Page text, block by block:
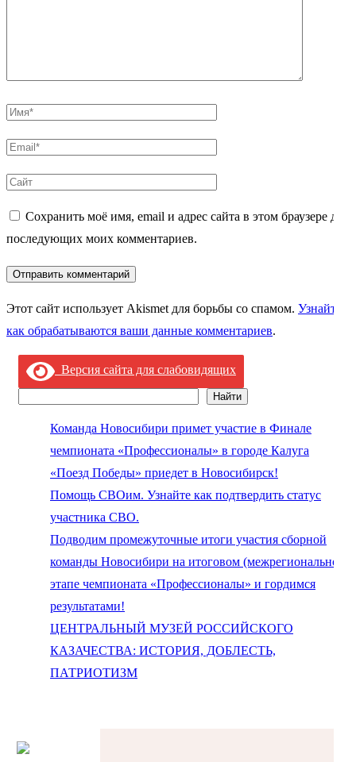
Имя*
Email*
Сайт
Сохранить моё имя, email и адрес сайта в этом браузере для
последующих моих комментариев.
Этот сайт использует Akismet для борьбы со спамом. Узнайте,
как обрабатываются ваши данные комментариев.
Версия сайта для слабовидящих
Найти
Команда Новосибири примет участие в Финале
чемпионата «Профессионалы» в городе Калуга
«Поезд Победы» приедет в Новосибирск!
Помощь СВОим. Узнайте как подтвердить статус
участника СВО.
Подводим промежуточные итоги участия сборной
команды Новосибири на итоговом (межрегиональном)
этапе чемпионата «Профессионалы» и гордимся
результатами!
ЦЕНТРАЛЬНЫЙ МУЗЕЙ РОССИЙСКОГО
КАЗАЧЕСТВА: ИСТОРИЯ, ДОБЛЕСТЬ,
ПАТРИОТИЗМ